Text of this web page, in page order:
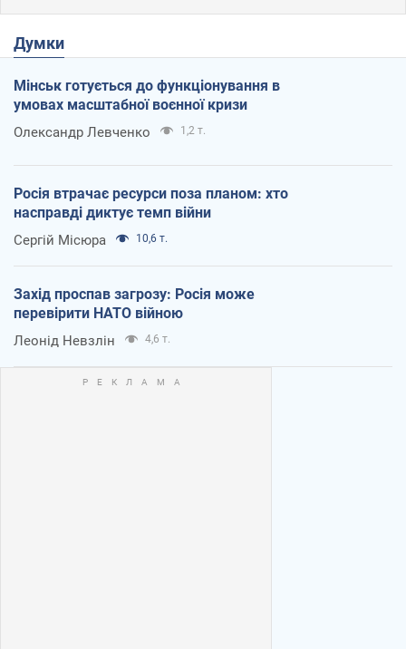
Думки
Мінськ готується до функціонування в
умовах масштабної воєнної кризи
Олександр Левченко 1,2 т.
Росія втрачає ресурси поза планом: хто
насправді диктує темп війни
Сергій Місюра 10,6 т.
Захід проспав загрозу: Росія може
перевірити НАТО війною
Леонід Невзлін 4,6 т.